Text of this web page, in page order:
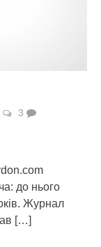
3
до нього
Журнал
[…]